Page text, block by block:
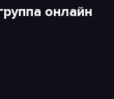
онлайн